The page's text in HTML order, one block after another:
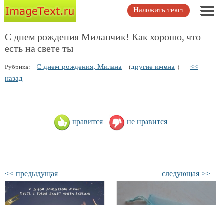
Наложить текст
С днем рождения Миланчик! Как хорошо, что
есть на свете ты
Рубрика: С днем рождения, Милана (другие имена )
<<
назад
нравится не нравится
<< предыдущая следующая >>